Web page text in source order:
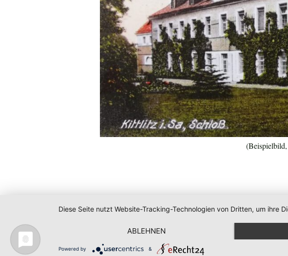
Diese Seite nutzt Website-Tracking-Technologien von Dritten, um ihre
ABLEHNEN
Powered by &